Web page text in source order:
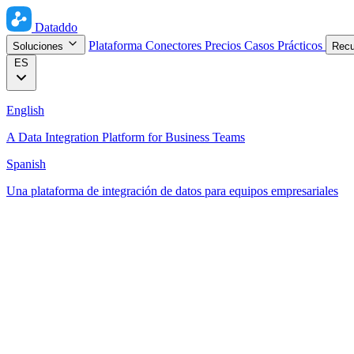
Dataddo
Soluciones Plataforma Conectores Precios Casos Prácticos
ES
English
A Data Integration Platform for Business Teams
Spanish
Una plataforma de integración de datos para equipos empresariales